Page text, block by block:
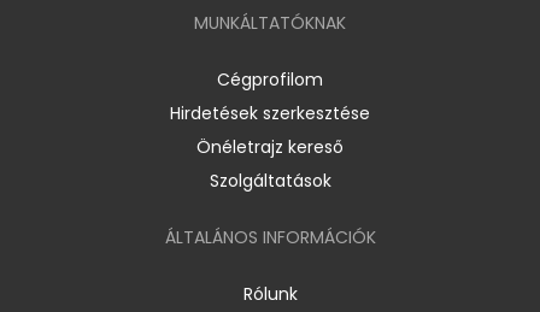
MUNKÁLTATÓKNAK
Cégprofilom
Hirdetések szerkesztése
Önéletrajz kereső
Szolgáltatások
ÁLTALÁNOS INFORMÁCIÓK
Rólunk